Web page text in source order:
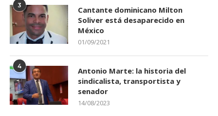
3
Cantante dominicano Milton
Soliver está desaparecido en
México
01/09/2021
4
Antonio Marte: la historia del
sindicalista, transportista y
senador
14/08/2023